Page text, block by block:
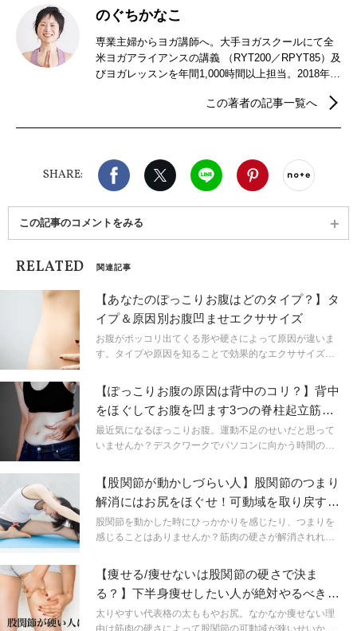
のぐちかなこ
専業主婦からヨガ講師へ。大手ヨガスクールにて全
米ヨガアライアンスの講義 （RYT200／RPYT85）及
びヨガレッスンを年間1,000時間以上担当。2018年に
インストラクターの養成に携わりながら、特に産前
ゃん。
この著者の記事一覧へ
SHARE:
Facebook X（旧twitter）
LINE Pinterest
この記事のコメントをみる
RELATED 関連記事
【あなたのぽっこりお腹はどのタイプ？】タ
イプ＆原因別お腹凹ませエクササイズ
お腹がポッコリ出てくる形や硬さによって原因が違いま
す。タイプや原因を知ることで効果的なエクササイズや
【ぽっこりお腹の原因は背中のコリ？】背中
をほぐしてお腹を凹ます3つの脊柱起立筋ス
トレッチ
最近気になるぽっこりお腹。運動不足のせいだと思って
いませんか？デスクワークでパソコンに向かう時間の長
チガチに硬くなった背中が原因かもしれません。今回
は、固まった背中をほぐしておなかを凹ます！基本のヨ
ガポーズを元にしたストレッチの紹介です。座りっぱな
しの姿勢が長い人、背中だけでなく、肩や腰の疲れが気
になる人にもおすすめですよ！
【股関節が動かしづらい人】股関節のつまり
解消にはお尻をほぐせ！可動域を取り戻すほ
ぐしとストレッチ
股関節を動かした時にひっかかりを感じたり、つまりを
感じることはありませんか？筋肉の硬さが解消されれば
りを解消するためのストレッチ方法について紹介しま
す。
【痩せる/痩せないは股関節の硬さで決ま
る？】下半身痩せしたい人が絶対やるべき
「簡単ストレッチ」
太りやすい代表格の太ももやお尻。なかなか痩せない理
由は筋肉の硬さによって股関節の可動域が狭いせいかも